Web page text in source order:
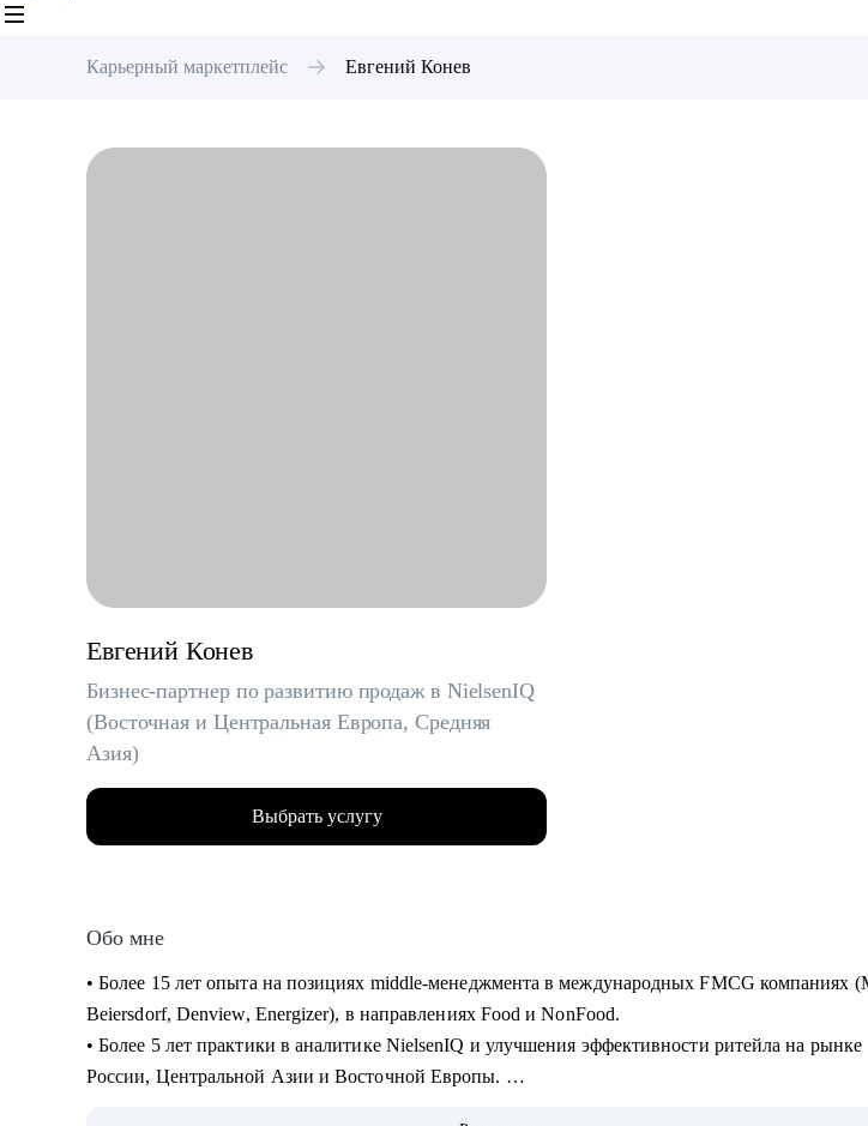
Карьерный маркетплейс Евгений Конев
Евгений Конев
Бизнес-партнер по развитию продаж в NielsenIQ
(Восточная и Центральная Европа, Средняя
Азия)
Выбрать услугу
Обо мне
• Более 15 лет опыта на позициях middle-менеджмента в международных FMCG компаниях
Beiersdorf, Denview, Energizer), в направлениях Food и NonFood.
• Более 5 лет практики в аналитике NielsenIQ и улучшения эффективности ритейла на рынке
России, Центральной Азии и Восточной Европы.